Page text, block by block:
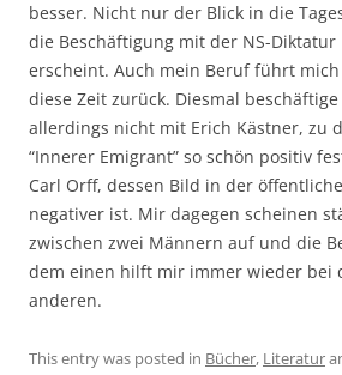
besser. Nicht nur der Blick in die
die Beschäftigung mit der NS-
erscheint. Auch mein Beruf führt
diese Zeit zurück. Diesmal
allerdings nicht mit Erich Kästner, zu
“Innerer Emigrant” so schön positiv
Carl Orff, dessen Bild in der
negativer ist. Mir dagegen scheinen
zwischen zwei Männern auf und die
dem einen hilft mir immer wieder bei
anderen.
This entry was posted in Bücher, Literatur